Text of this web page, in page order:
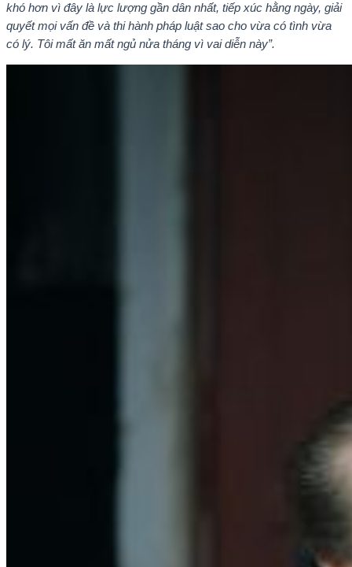
khó hơn vì đây là lực lượng gần dân nhất, tiếp xúc hằng ngày, giải
quyết mọi vấn đề và thi hành pháp luật sao cho vừa có tình vừa
có lý. Tôi mất ăn mất ngủ nửa tháng vì vai diễn này”.